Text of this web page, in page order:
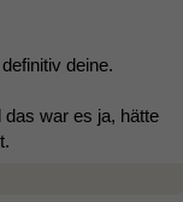
deine.
war es ja, hätte